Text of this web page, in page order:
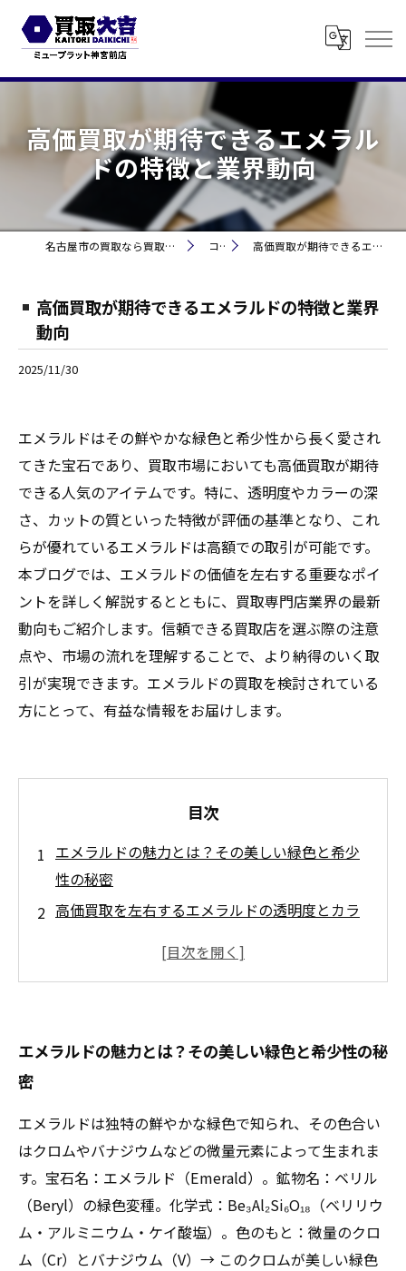
高価買取が期待できるエメラル
ドの特徴と業界動向
名古屋市の買取なら買取大吉 ミュープラット神宮前 コラム 高価買取が期待できるエメラルドの特徴と業界動向
高価買取が期待できるエメラルドの特徴と業界
動向
2025/11/30
エメラルドはその鮮やかな緑色と希少性から長く愛され
てきた宝石であり、買取市場においても高価買取が期待
できる人気のアイテムです。特に、透明度やカラーの深
さ、カットの質といった特徴が評価の基準となり、これ
らが優れているエメラルドは高額での取引が可能です。
本ブログでは、エメラルドの価値を左右する重要なポイ
ントを詳しく解説するとともに、買取専門店業界の最新
動向もご紹介します。信頼できる買取店を選ぶ際の注意
点や、市場の流れを理解することで、より納得のいく取
引が実現できます。エメラルドの買取を検討されている
方にとって、有益な情報をお届けします。
目次
エメラルドの魅力とは？その美しい緑色と希少
性の秘密
高価買取を左右するエメラルドの透明度とカラ
カットの質がもたらす価値の差とは？エメラル
上昇理由
引を実現する流れ
エメラルド買取の落とし穴とは？注意すべきポ
イントまとめ
まとめ：エメラルドの高価買取を成功させるた
めの全知識
エメラルドの魅力とは？その美しい緑色と希少性の秘
密
エメラルドは独特の鮮やかな緑色で知られ、その色合い
はクロムやバナジウムなどの微量元素によって生まれま
す。宝石名：エメラルド（Emerald）。鉱物名：ベリル
（Beryl）の緑色変種。化学式：Be₃Al₂Si₆O₁₈（ベリリウ
ム・アルミニウム・ケイ酸塩）。色のもと：微量のクロ
ム（Cr）とバナジウム（V）→ このクロムが美しい緑色